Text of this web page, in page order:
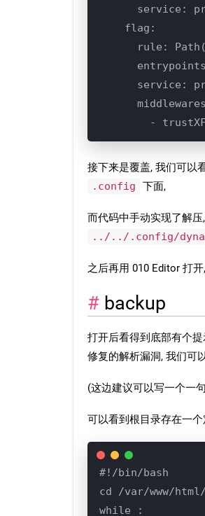
service:
    flag:
rule:
service:
-
接下来是覆盖, 我们可以
.config
下面,
而代码中手动实现了解
../../.config/
之后再用 010 Editor 打
backup
打开后看得到底部有个提
修复的解析漏洞, 我们可
(这边建议可以写一个一
可以看到根目录存在一
#!/bin/bash
cd /var/www/
while :